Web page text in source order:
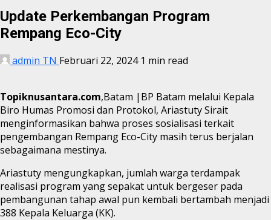
Update Perkembangan Program
Rempang Eco-City
admin TN Februari 22, 2024 1 min read
Topiknusantara.com,Batam |BP Batam melalui Kepala
Biro Humas Promosi dan Protokol, Ariastuty Sirait
menginformasikan bahwa proses sosialisasi terkait
pengembangan Rempang Eco-City masih terus berjalan
sebagaimana mestinya.
Ariastuty mengungkapkan, jumlah warga terdampak
realisasi program yang sepakat untuk bergeser pada
pembangunan tahap awal pun kembali bertambah menjadi
388 Kepala Keluarga (KK).